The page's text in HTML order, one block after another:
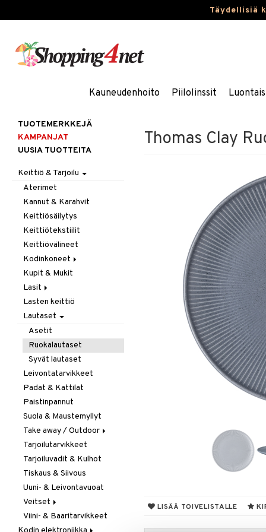
Täydellisiä
Kauneudenhoito Piilolinssit
Thomas Clay
LISÄÄ TOIVELISTALLE
TUOTEMERKKEJÄ
KAMPANJAT
UUSIA TUOTTEITA
Keittiö & Tarjoilu
Aterimet
Kannut & Karahvit
Keittiösäilytys
Keittiötekstiilit
Keittiövälineet
Kodinkoneet
Kahvi, Tee & Espresso
Leivänpaahtimet
Mixerit &
Sähkövatkaimet
Muut koneet
Vedenkeittimet
Kupit & Mukit
Lasit
Juoma- & Cocktailasit
Juomalasit
Olutlasit
Shamppanjalasit
Snapsi- & Aveclasit
Viinilasit
Whiskey- & Konjakkilasit
Lasten keittiö
Lautaset
Asetit
Ruokalautaset
Syvät lautaset
Leivontatarvikkeet
Padat & Kattilat
Paistinpannut
Suola & Maustemyllyt
Take away / Outdoor
Eväslaatikot
Pullot
Termoskannut
Termosmukit
Tarjoilutarvikkeet
Tarjoiluvadit & Kulhot
Tiskaus & Siivous
Uuni- & Leivontavuoat
Veitset
Erityisveitset
Viini- & Baaritarvikkeet